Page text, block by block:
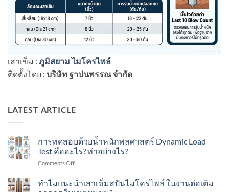
เสาเข็ม : ภูมิสยาม ไมโครไพล์
ติดตั้งโดย : บริษัท ฐาปนพรรณ จำกัด
LATEST ARTICLE
การทดสอบด้วยน้ำหนักพลศาสตร์ Dynamic Load
Test คืออะไร? ทำอย่างไร?
Comments Offon
ทดสอบ
ด้วย
ทำไมแนะนำเสาเข็มสปันไมโครไพล์ ในงานต่อเติม